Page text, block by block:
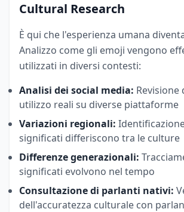
Cultural Research
È qui che l'esperienza umana
Analizzo come gli emoji vengono
utilizzati in diversi contesti:
Analisi dei social media: Revisione
utilizzo reali su diverse piattaforme
Variazioni regionali:
significati differiscono tra le culture
Differenze generazionali:
significati evolvono nel tempo
Consultazione di parlanti nativi:
dell'accuratezza culturale con